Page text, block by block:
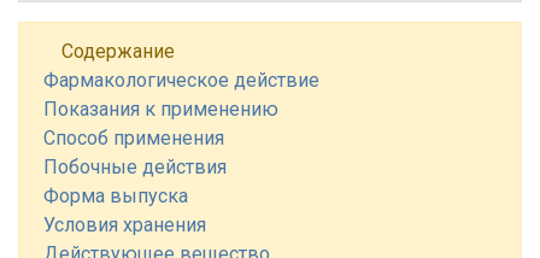
Содержание
Фармакологическое действие
Показания к применению
Способ применения
Побочные действия
Форма выпуска
Условия хранения